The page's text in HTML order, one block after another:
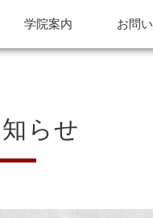
学院案内 お問
らせ